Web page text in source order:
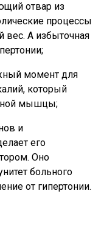
отвар из
процессы
вес. А избыточная
момент для
который
мышцы;
и
его
Оно
больного
от гипертонии.